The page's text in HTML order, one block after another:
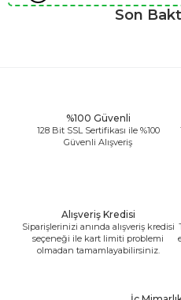
Son
%100 Güvenli
128 Bit SSL Sertifikası ile %100
Güvenli Alışveriş
Alışveriş Kredisi
Siparişlerinizi anında alışveriş kredisi
seçeneği ile kart limiti problemi
olmadan tamamlayabilirsiniz.